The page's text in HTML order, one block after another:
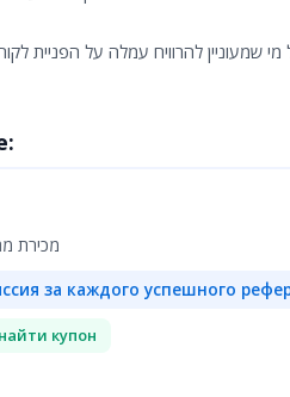
שמעוניין להרוויח עמלה על הפניית
מכירת
за каждого успешного
купон